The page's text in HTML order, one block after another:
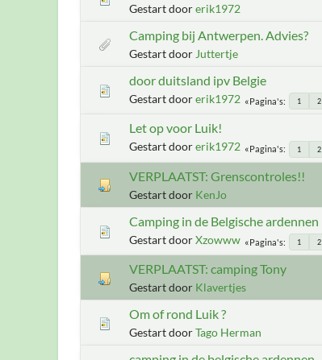
Gestart doorerik1972
Camping bij Antwerpen. Advies?
Gestart door Juttertje
door duitsland ipv Belgie
Gestart doorerik1972 Pagina's 1 2
Let op voor Luik!
Gestart doorerik1972 Pagina's 1 2
VERPLAATST: Grenscontroles!!
Gestart door KenJo
Camping in de Belgische ardennen
Gestart doorXzowww Pagina's 1 2
VERPLAATST: camping Tony
Gestart door Klavertjes
Om of rond Luik ?
Gestart doorTago Herman